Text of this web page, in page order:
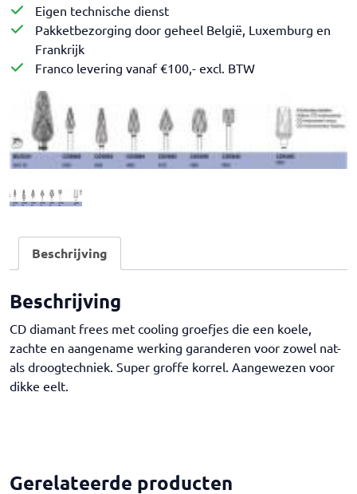
Eigen technische dienst
Pakketbezorging door geheel België, Luxemburg en
Frankrijk
Franco levering vanaf €100,- excl. BTW
Beschrijving
Beschrijving
CD diamant frees met cooling groefjes die een koele,
zachte en aangename werking garanderen voor zowel nat-
als droogtechniek. Super groffe korrel. Aangewezen voor
dikke eelt.
Gerelateerde producten